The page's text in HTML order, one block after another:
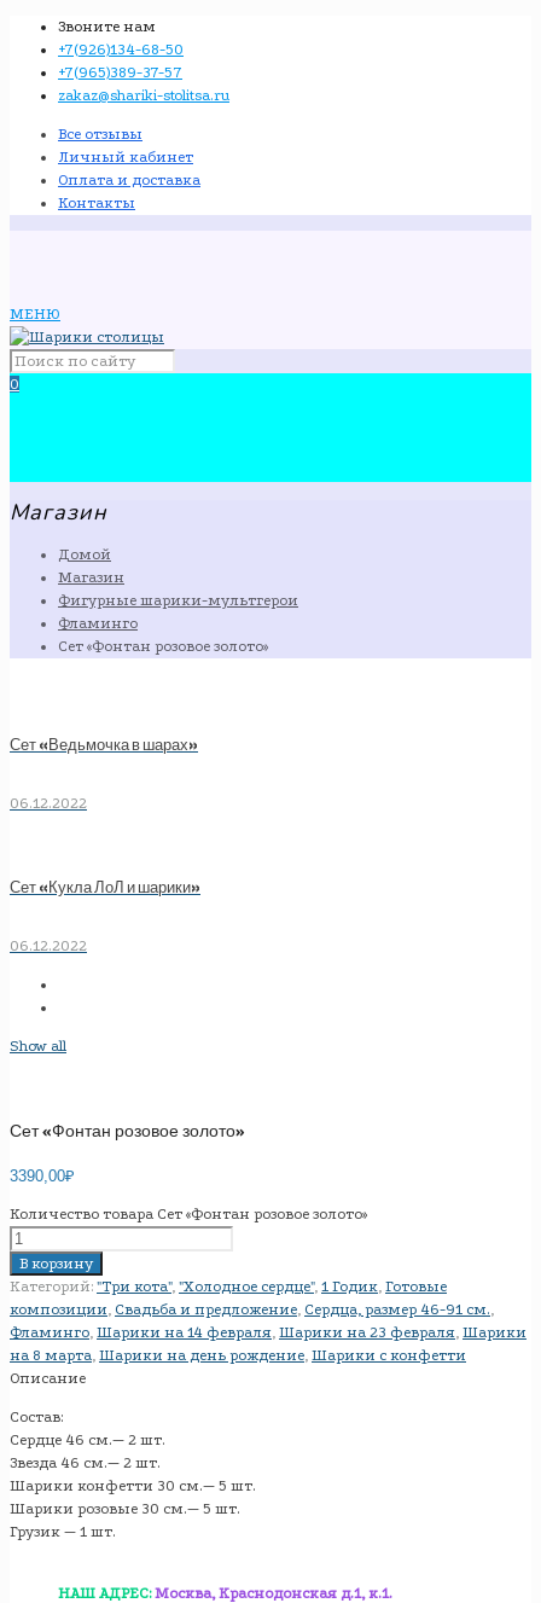
Звоните нам
+7(926)134-68-50
+7(965)389-37-57
zakaz@shariki-stolitsa.ru
Все отзывы
Личный кабинет
Оплата и доставка
Контакты
МЕНЮ
0
Магазин
Домой
Магазин
Фигурные шарики-мультгерои
Фламинго
Сет «Фонтан розовое золото»
Сет «Ведьмочка в шарах»
06.12.2022
Сет «Кукла ЛоЛ и шарики»
06.12.2022
Show all
Сет «Фонтан розовое золото»
3390,00₽
Количество товара Сет «Фонтан розовое золото»
В корзину
Категорий: "Три кота", "Холодное сердце", 1 Годик, Готовые
композиции, Свадьба и предложение, Сердца, размер 46-91 см.,
Фламинго, Шарики на 14 февраля, Шарики на 23 февраля, Шарики
на 8 марта, Шарики на день рождение, Шарики с конфетти
Описание
Состав:
Сердце 46 см.— 2 шт.
Звезда 46 см.— 2 шт.
Шарики конфетти 30 см.— 5 шт.
Шарики розовые 30 см.— 5 шт.
Грузик — 1 шт.
НАШ АДРЕС: Москва, Краснодонская д.1, к.1.